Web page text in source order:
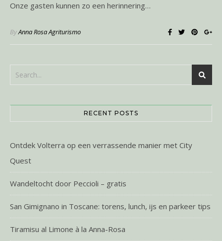
Onze gasten kunnen zo een herinnering…
ByAnna Rosa Agriturismo
RECENT POSTS
Ontdek Volterra op een verrassende manier met City
Quest
Wandeltocht door Peccioli – gratis
San Gimignano in Toscane: torens, lunch, ijs en parkeer tips
Tiramisu al Limone à la Anna-Rosa